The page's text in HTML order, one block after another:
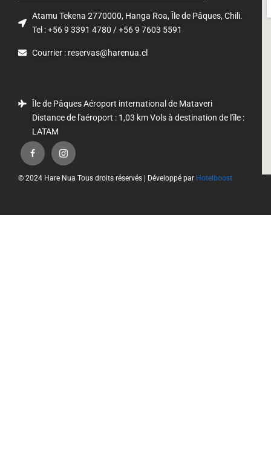
Atamu Tekena 2770000, Hanga Roa, Île de Pâques, Chili.
Tel : +56 9 3391 4780 / +56 9 7603 5591
Courrier : reservas@harenua.cl
Île de Pâques Aéroport international de Mataveri
Distance de l'aéroport : 1,03 km Vols à destination de l'île :
LATAM
© 2024 Hare Nua Tous droits réservés | Développé par Hotelboost